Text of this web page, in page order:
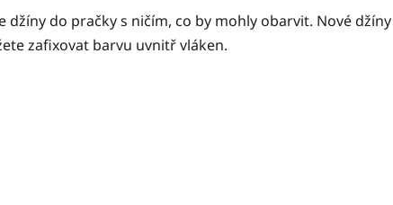
do pračky s ničím, co by mohly obarvit. Nové
zafixovat barvu uvnitř vláken.